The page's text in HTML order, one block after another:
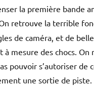
la première bande
retrouve la terrible
de caméra, et de
à mesure des chocs. On
pouvoir s’autoriser de
une sortie de